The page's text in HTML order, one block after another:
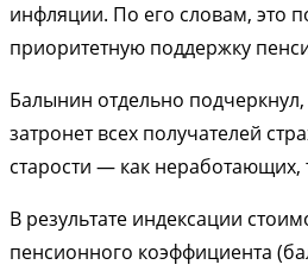
инфляции. По его словам, это
приоритетную поддержку
Балынин отдельно
затронет всех получателей
старости — как
В результате индексации
пенсионного коэффициента